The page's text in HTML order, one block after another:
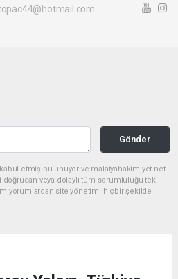
Gönder
kabul etmiş bulunuyor ve malatyahakimiyet.net
doğrudan veya dolaylı tüm sorumluluğu tek
yorumlardan site yönetimi hiçbir şekilde